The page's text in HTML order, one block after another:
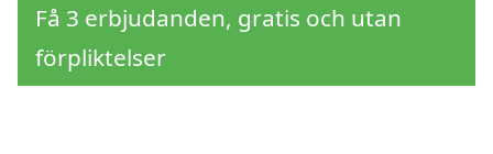
Få 3 erbjudanden, gratis och utan
förpliktelser